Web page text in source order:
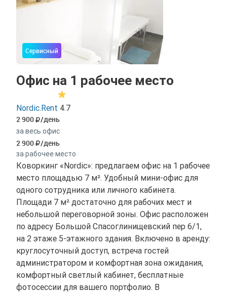
Сервисный
Офис на 1 рабочее место
Nordic.Rent 4.7
2 900 /день
за весь офис
2 900 /день
за рабочее место
Коворкинг «Nordic»: предлагаем офис на 1 рабочее
место площадью 7 м². Удобный мини-офис для
одного сотрудника или личного кабинета.
Площади 7 м² достаточно для рабочих мест и
небольшой переговорной зоны. Офис расположен
по адресу Большой Спасоглинищевский пер 6/1,
на 2 этаже 5-этажного здания. Включено в аренду:
круглосуточный доступ, встреча гостей
администратором и комфортная зона ожидания,
комфортный светлый кабинет, бесплатные
фотосессии для вашего портфолио. В